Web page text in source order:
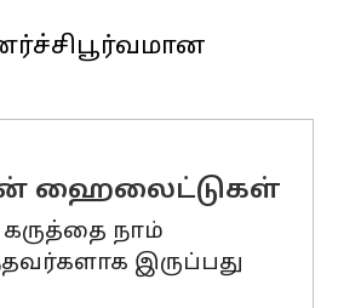
ஹைலைட்டுகள்
நாம்
இருப்பது